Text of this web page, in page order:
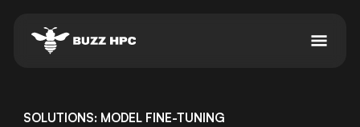
SOLUTIONS: MODEL FINE-TUNING